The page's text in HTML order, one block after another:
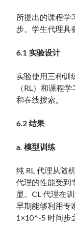
所提出的课程学
步。学生代理具
6.1 实验设计
实验使用三种训
（RL）和课程
和在线搜索。
6.2 结果
a. 模型训练
纯 RL 代理从随
代理的性能受到
显。CL 代理在
早期能够利用专
1×10^-5 时间步